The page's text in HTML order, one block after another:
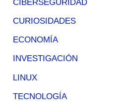
CIBERSEGURIDAD
CURIOSIDADES
ECONOMÍA
INVESTIGACIÓN
LINUX
TECNOLOGÍA